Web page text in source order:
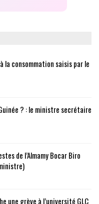
la consommation saisis par le
? : le ministre secrétaire
de l’Almamy Bocar Biro
une grève à l’université GLC